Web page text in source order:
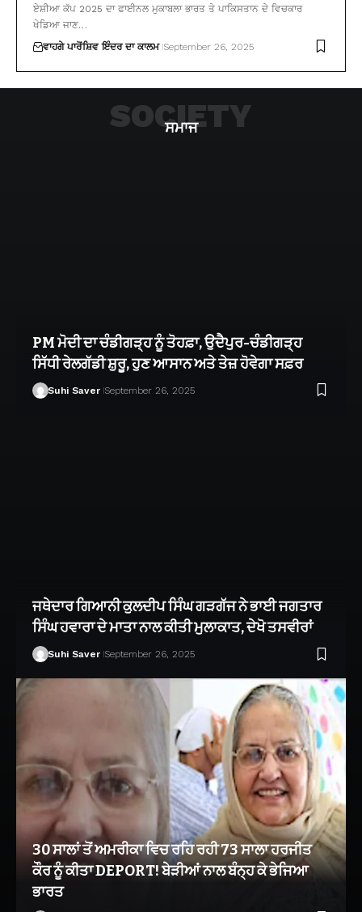
ਏਸ਼ੀਆ ਕੱਪ 2025 ਦਾ ਫਾਈਨਲ ਮੁਕਾਬਲਾ ਭਾਰਤ ਤੇ ਪਾਕਿਸਤਾਨ ਦੇ ਵਿਚਕਾਰ
ਖੇਡਿਆ ਜਾਣ…
ਵਾਹਗੇ ਪਾਰੋਂਸ਼ਿਵ ਇੰਦਰ ਦਾ ਕਾਲਮ September 26, 2025
ਸਮਾਜ
SOCIETY
PM ਮੋਦੀ ਦਾ ਚੰਡੀਗੜ੍ਹ ਨੂੰ ਤੋਹਫ਼ਾ, ਉਦੈਪੁਰ-ਚੰਡੀਗੜ੍ਹ
ਸਿੱਧੀ ਰੇਲਗੱਡੀ ਸ਼ੁਰੂ, ਹੁਣ ਆਸਾਨ ਅਤੇ ਤੇਜ਼ ਹੋਵੇਗਾ ਸਫ਼ਰ
Suhi Saver September 26, 2025
ਜਥੇਦਾਰ ਗਿਆਨੀ ਕੁਲਦੀਪ ਸਿੰਘ ਗੜਗੱਜ ਨੇ ਭਾਈ ਜਗਤਾਰ
ਸਿੰਘ ਹਵਾਰਾ ਦੇ ਮਾਤਾ ਨਾਲ ਕੀਤੀ ਮੁਲਾਕਾਤ, ਦੇਖੋ ਤਸਵੀਰਾਂ
Suhi Saver September 26, 2025
30 ਸਾਲਾਂ ਤੋਂ ਅਮਰੀਕਾ ਵਿਚ ਰਹਿ ਰਹੀ 73 ਸਾਲਾ ਹਰਜੀਤ
ਕੌਰ ਨੂੰ ਕੀਤਾ DEPORT! ਬੇੜੀਆਂ ਨਾਲ ਬੰਨ੍ਹ ਕੇ ਭੇਜਿਆ
ਭਾਰਤ